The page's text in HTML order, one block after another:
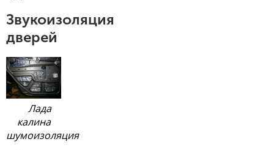
Звукоизоляция
дверей
Лада
калина
шумоизоляция